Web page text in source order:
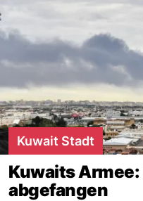
Kuwait Stadt
Kuwaits
abgefangen